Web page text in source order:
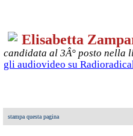
Elisabetta
candidata al 3Â° posto nella
gli audiovideo su
stampa questa pagina